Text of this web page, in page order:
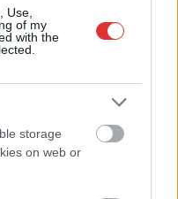
Use,
of my
with the
storage
on web or